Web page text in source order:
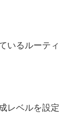
いるルーテ
ベルを設